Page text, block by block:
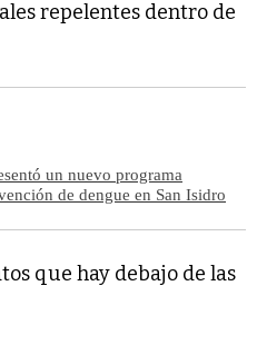
repelentes dentro de
un nuevo programa
de dengue en San Isidro
que hay debajo de las